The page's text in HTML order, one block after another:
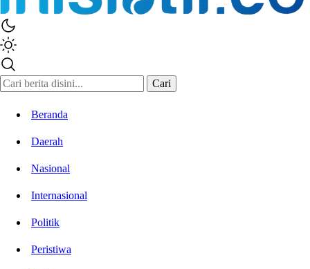
Cari
Beranda
Daerah
Nasional
Internasional
Politik
Peristiwa